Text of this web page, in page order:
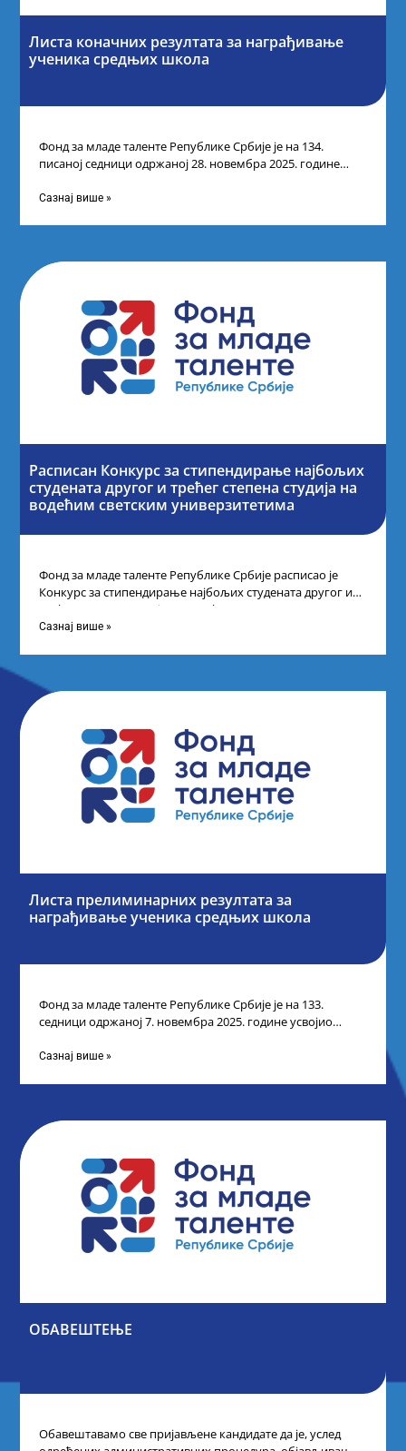
Листа коначних резултата за награђивање
ученика средњих школа
Фонд за младе таленте Републике Србије је на 134.
писаној седници одржаној 28. новембра 2025. године
Сазнај више »
Расписан Конкурс за стипендирање најбољих
студената другог и трећег степена студија на
водећим светским универзитетима
Фонд за младе таленте Републике Србије расписао је
Конкурс за стипендирање најбољих студената другог и
трећег степена студија на водећим
Сазнај више »
Листа прелиминарних резултата за
награђивање ученика средњих школа
Фонд за младе таленте Републике Србије је на 133.
седници одржаној 7. новембра 2025. године усвојио
Сазнај више »
ОБАВЕШТЕЊЕ
Обавештавамо све пријављене кандидате да је, услед